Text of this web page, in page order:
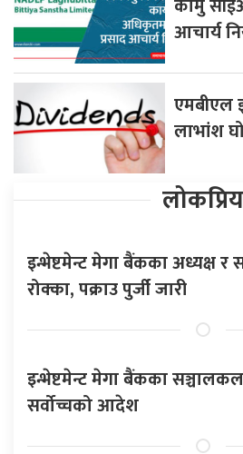
आचार्य
एमबीएल
लाभांश
लोकप्रिय
इन्भेष्टमेन्ट मेगा बैंकका अध्यक्ष र
रोक्का, पक्राउ पुर्जी जारी
इन्भेष्टमेन्ट मेगा बैंकका
सर्वोच्चको आदेश